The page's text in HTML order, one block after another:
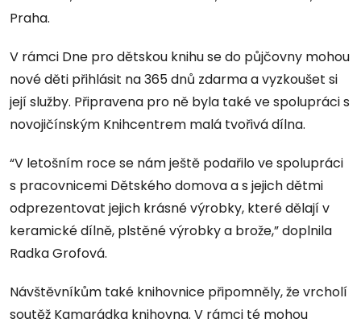
Praha.
V rámci Dne pro dětskou knihu se do půjčovny mohou
nové děti přihlásit na 365 dnů zdarma a vyzkoušet si
její služby. Připravena pro ně byla také ve spolupráci s
novojičínským Knihcentrem malá tvořivá dílna.
“V letošním roce se nám ještě podařilo ve spolupráci
s pracovnicemi Dětského domova a s jejich dětmi
odprezentovat jejich krásné výrobky, které dělají v
keramické dílně, plstěné výrobky a brože,” doplnila
Radka Grofová.
Návštěvníkům také knihovnice připomněly, že vrcholí
soutěž Kamarádka knihovna. V rámci té mohou